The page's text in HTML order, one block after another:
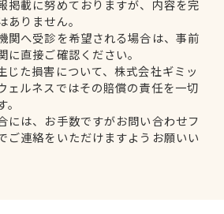
掲載に努めておりますが、内容を完
ありません。
関へ受診を希望される場合は、事前
に直接ご確認ください。
じた損害について、株式会社ギミッ
ェルネスではその賠償の責任を一切
には、お手数ですがお問い合わせフ
ご連絡をいただけますようお願いい